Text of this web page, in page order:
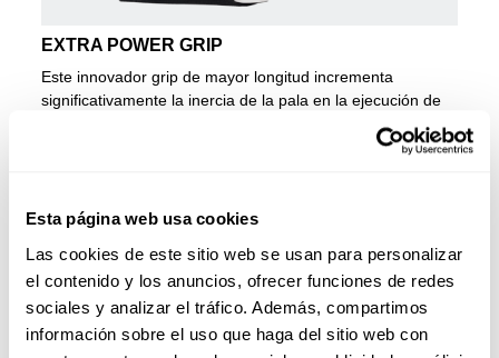
Esta página web usa cookies
Las cookies de este sitio web se usan para personalizar
el contenido y los anuncios, ofrecer funciones de redes
sociales y analizar el tráfico. Además, compartimos
información sobre el uso que haga del sitio web con
EXTRA POWER GRIP
Este innovador grip de mayor longitud incrementa
significativamente la inercia de la pala en la ejecución de
los golpes, principalmente los de ataque. La distancia más
poderosos.
PALA ADIDAS METALBONE
CARBON CTRL 3.4
La Metalbone Carbon CTRL 3.4 abraza el control desde la
excelencia que garantiza Metalbone. Precisamente dos de